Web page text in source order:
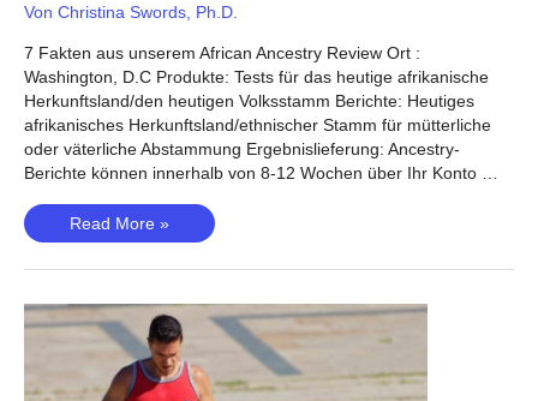
Von Christina Swords, Ph.D.
7 Fakten aus unserem African Ancestry Review Ort :
Washington, D.C Produkte: Tests für das heutige afrikanische
Herkunftsland/den heutigen Volksstamm Berichte: Heutiges
afrikanisches Herkunftsland/ethnischer Stamm für mütterliche
oder väterliche Abstammung Ergebnislieferung: Ancestry-
Berichte können innerhalb von 8-12 Wochen über Ihr Konto …
African
Ancestry
review
Top-
Menschen
Read More »